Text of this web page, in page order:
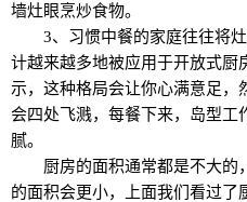
墙灶眼烹炒食物。
3、习惯中餐的家庭往往将
计越来越多地被应用于开放式厨
示，这种格局会让你心满意足，
会四处飞溅，每餐下来，岛型工
腻。
厨房的面积通常都是不大的
的面积会更小，上面我们看过了